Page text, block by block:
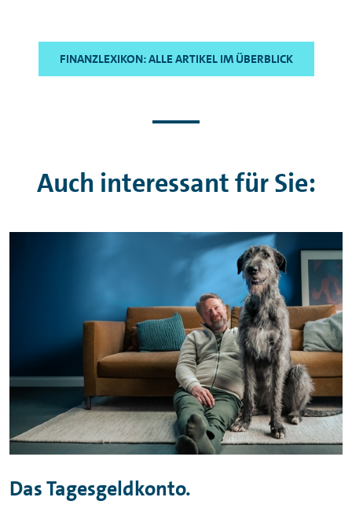
FINANZLEXIKON: ALLE ARTIKEL IM ÜBERBLICK
Auch interessant für Sie:
Das Tagesgeldkonto.